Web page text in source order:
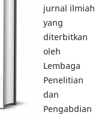
jurnal ilmiah
yang
diterbitkan
oleh
Lembaga
Penelitian
dan
Pengabdian